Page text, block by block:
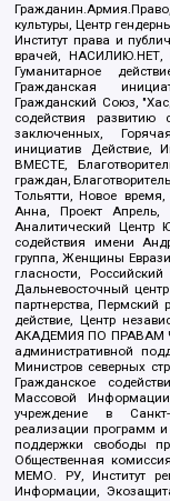
культуры, Центр
Институт права и
врачей, НАСИЛИЮ.НЕТ,
Гуманитарное
Гражданская
Гражданский Союз,
содействия
заключенных,
инициатив Действие,
ВМЕСТЕ,
граждан,
Тольятти, Новое время,
Анна, Проект Апрель,
Аналитический Центр
содействия имени
группа, Женщины
гласности,
Дальневосточный
партнерства,
действие, Центр
АКАДЕМИЯ ПО ПРАВАМ
административной
Министров северных
Гражданское
Массовой
учреждение в Санкт-
реализации программ
поддержки свободы
Общественная
МЕМО. РУ, Институт
Информации,